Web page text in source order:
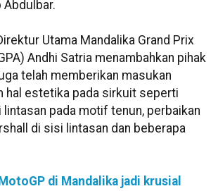
Abdulbar.
Utama Mandalika Grand Prix
Andhi Satria menambahkan pihak
telah memberikan masukan
hal estetika pada sirkuit seperti
pada motif tenun, perbaikan
di sisi lintasan dan beberapa
di Mandalika jadi krusial